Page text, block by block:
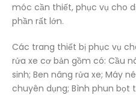
móc cần thiết, phục vụ cho
phần rất lớn.
Các trang thiết bị phục vụ
rửa xe cơ bản gồm có: Cầu
sinh; Ben nâng rửa xe; Máy
chuyên dụng; Bình phun bọt